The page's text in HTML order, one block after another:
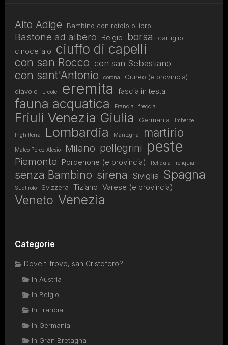
Alto Adige Bambino con rotolo o libro
Bastone ad albero Belgio borsa cartiglio
cinocefalo ciuffo di capelli
con san Rocco con san Sebastiano
con sant'Antonio corona
Cuneo (e provincia)
diavolo
Ercole eremita fascia in testa
fauna acquatica Francia freccia
Friuli Venezia Giulia Germania Imberbe
Inghilterra Lombardia Mantegna martirio
Mateo Pérez Alesio Milano pellegrini peste
Piemonte Pordenone (e provincia) Reliquia reliquiari
senza Bambino sirena Siviglia Spagna
Sudtirolo Svizzera Tiziano Varese (e provincia)
Veneto Venezia
Categorie
Dove ti trovo, san Cristoforo?
In Austria
In Belgio
In Francia
In Germania
In Gran Bretagna